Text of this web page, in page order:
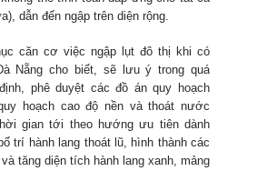
dẫn đến ngập trên diện rộng.
căn cơ việc ngập lụt đô thị khi có
Nẵng cho biết, sẽ lưu ý trong quá
phê duyệt các đồ án quy hoạch
hoạch cao độ nền và thoát nước
gian tới theo hướng ưu tiên dành
trí hành lang thoát lũ, hình thành các
và tăng diện tích hành lang xanh, mảng